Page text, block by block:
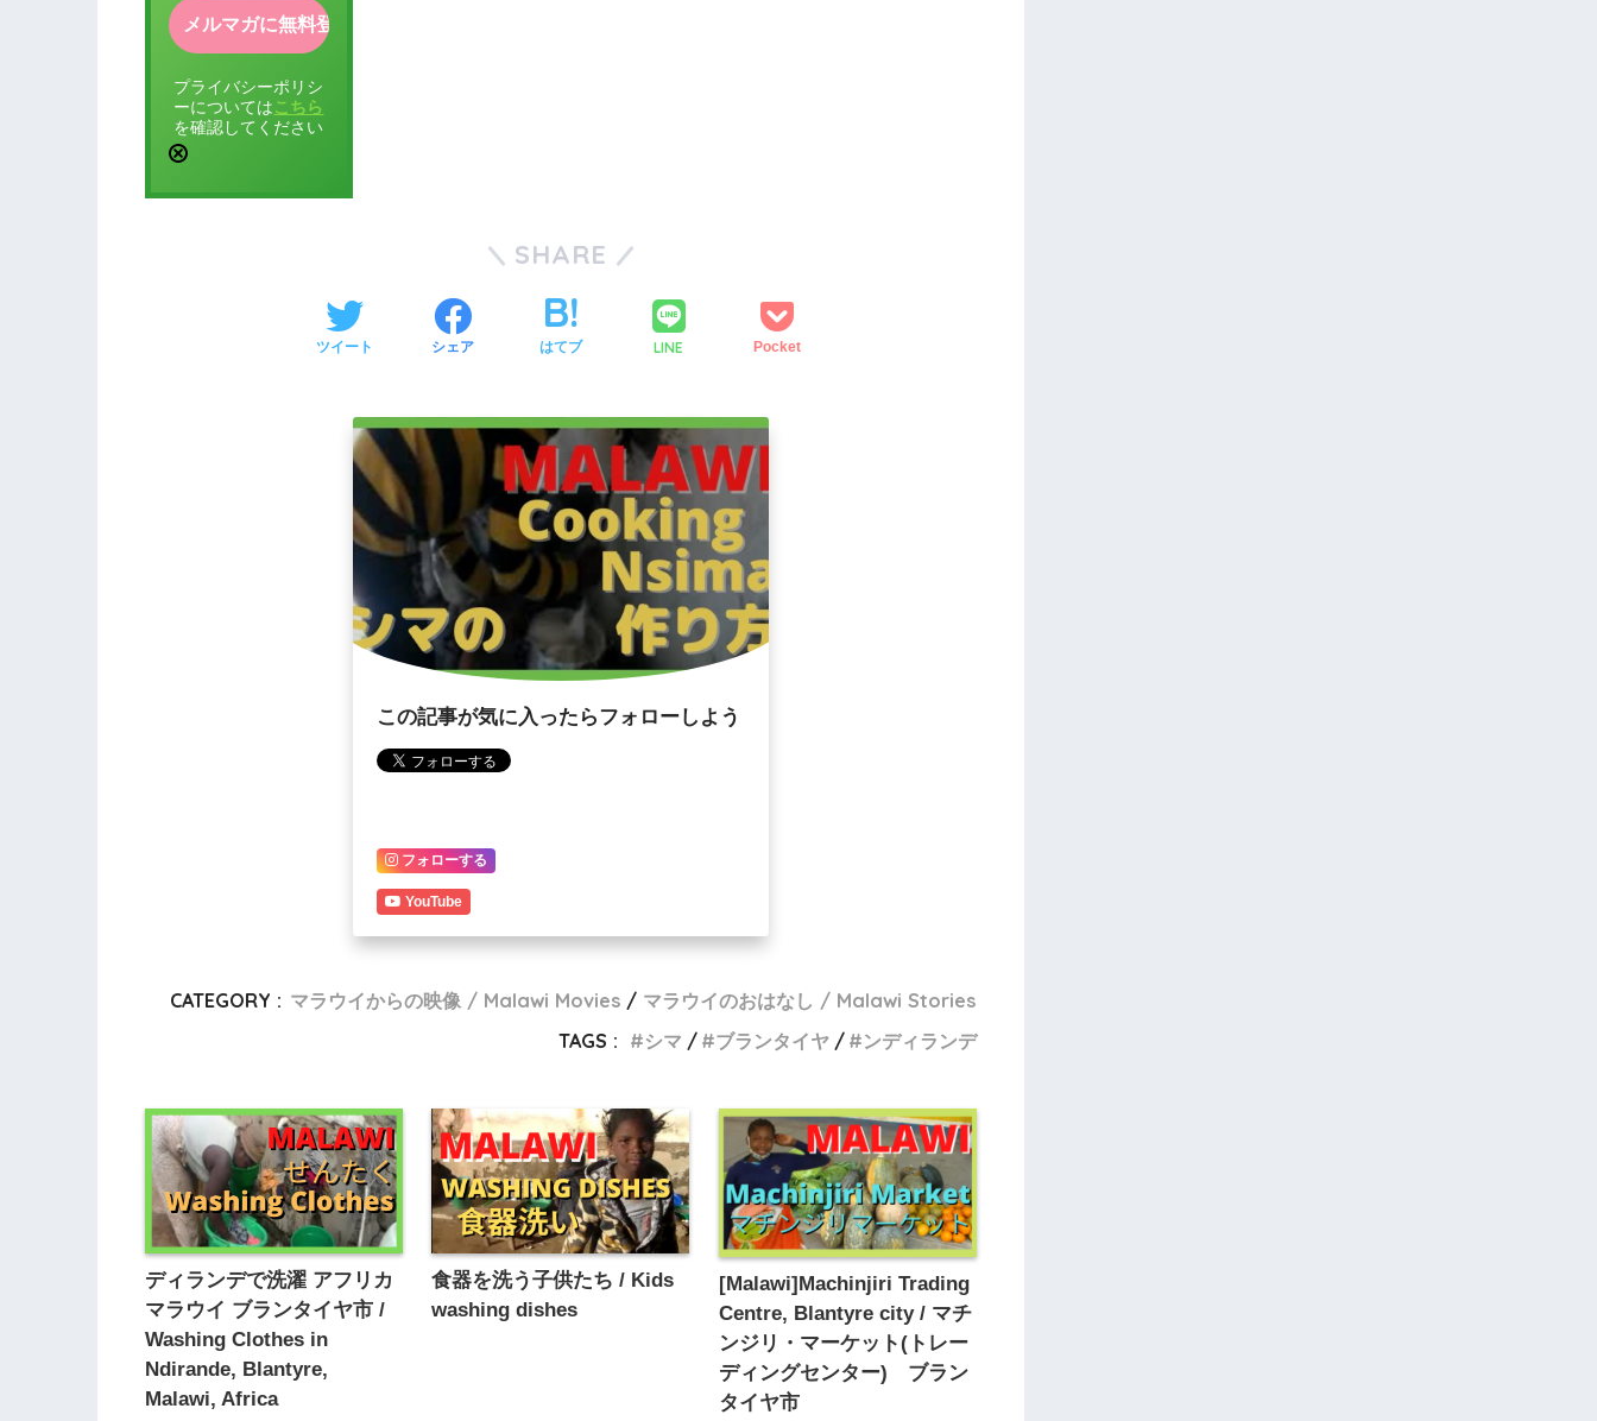
プライバシーポリシ
ーについては こちら
を確認してください
SHARE
ツイート シェア はてブ LINE Pocket
この記事が気に入ったらフォローしよう
フォローする
YouTube
CATEGORY : マラウイからの映像 / Malawi Movies
マラウイのおはなし / Malawi Stories
TAGS :
シマ ブランタイヤ ンディランデ
ディランデで洗濯 アフリカ
マラウイ ブランタイヤ市 /
Washing Clothes in
Ndirande, Blantyre,
Malawi, Africa
食器を洗う子供たち / Kids
washing dishes
[Malawi]Machinjiri Trading
Centre, Blantyre city / マチ
ンジリ・マーケット(トレー
ディングセンター) ブラン
タイヤ市